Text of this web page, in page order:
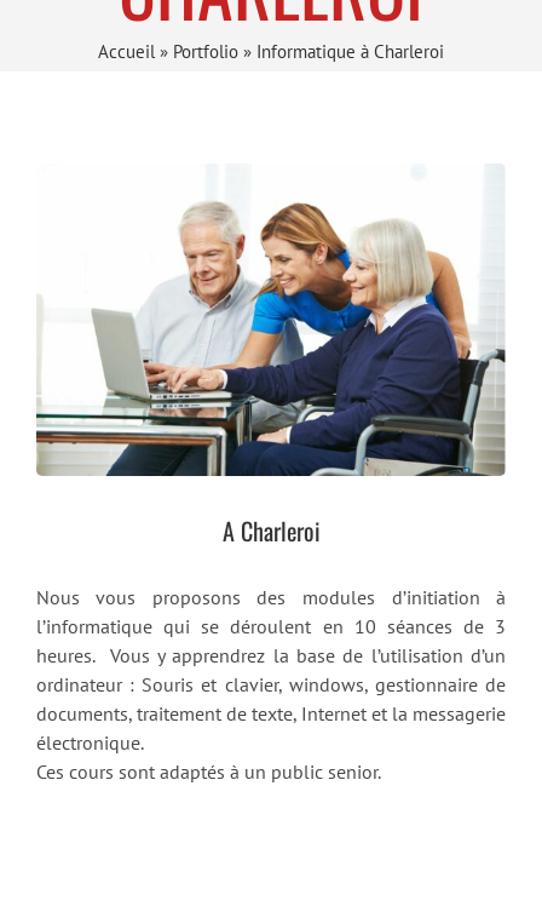
Accueil » Portfolio » Informatique à Charleroi
A Charleroi
Nous vous proposons des modules d’initiation à
l’informatique qui se déroulent en 10 séances de 3
heures. Vous y apprendrez la base de l’utilisation d’un
ordinateur : Souris et clavier, windows, gestionnaire de
documents, traitement de texte, Internet et la messagerie
électronique.
Ces cours sont adaptés à un public senior.